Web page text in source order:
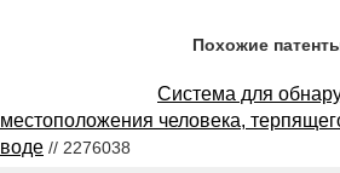
Похожие
Система для
местоположения человека,
воде // 2276038